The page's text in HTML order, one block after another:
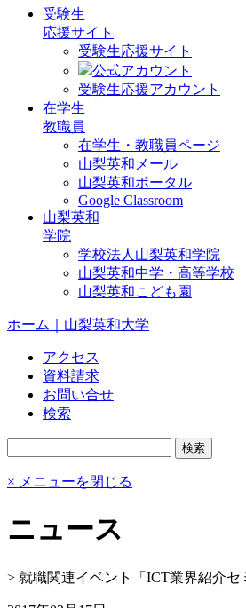
受験生
応援サイト
受験生応援サイト
公式アカウント
受験生応援アカウント
在学生
教職員
在学生・教職員ページ
山梨英和メール
山梨英和ポータル
Google Classroom
山梨英和
学院
学校法人山梨英和学院
山梨英和中学・高等学校
山梨英和こども園
ホーム｜山梨英和大学
アクセス
資料請求
お問い合せ
検索
× メニューを閉じる
ニュース
> 就職関連イベント「ICT業界紹介セ